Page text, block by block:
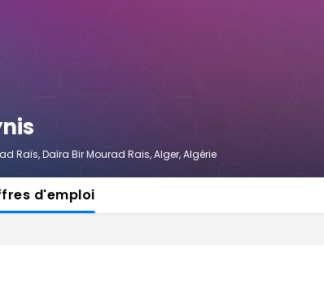
Raïs, Daïra Bir Mourad Rais, Alger, Algérie
d'emploi